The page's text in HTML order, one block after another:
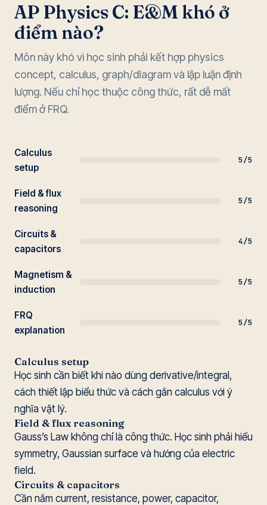
AP Physics C: E&M khó ở
điểm nào?
Môn này khó vì học sinh phải kết hợp physics
concept, calculus, graph/diagram và lập luận định
lượng. Nếu chỉ học thuộc công thức, rất dễ mất
điểm ở FRQ.
Calculus
setup
5/5
Field & flux
reasoning
5/5
Circuits &
capacitors
4/5
Magnetism &
induction
5/5
FRQ
explanation
5/5
Calculus setup
Học sinh cần biết khi nào dùng derivative/integral,
cách thiết lập biểu thức và cách gắn calculus với ý
nghĩa vật lý.
Field & flux reasoning
Gauss’s Law không chỉ là công thức. Học sinh phải hiểu
symmetry, Gaussian surface và hướng của electric
field.
Circuits & capacitors
Cần nắm current, resistance, power, capacitor,